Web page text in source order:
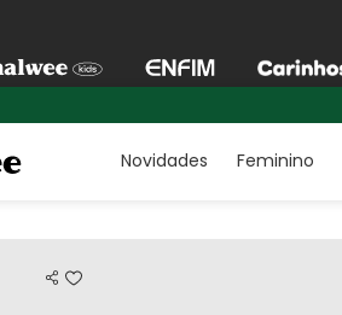
Novidades Feminino